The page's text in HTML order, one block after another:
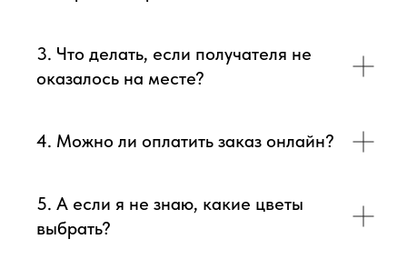
3. Что делать, если получателя не
оказалось на месте?
4. Можно ли оплатить заказ онлайн?
5. А если я не знаю, какие цветы
выбрать?